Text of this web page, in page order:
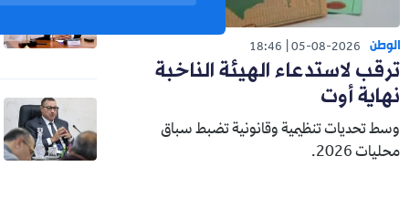
الوطن 05-08-2026
18:46
ترقب لاستدعاء الهيئة الناخبة
نهاية أوت
وسط تحديات تنظيمية وقانونية تضبط سباق
محليات 2026.